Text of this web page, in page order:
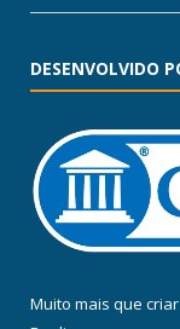
DESENVOLVIDO
Muito mais que